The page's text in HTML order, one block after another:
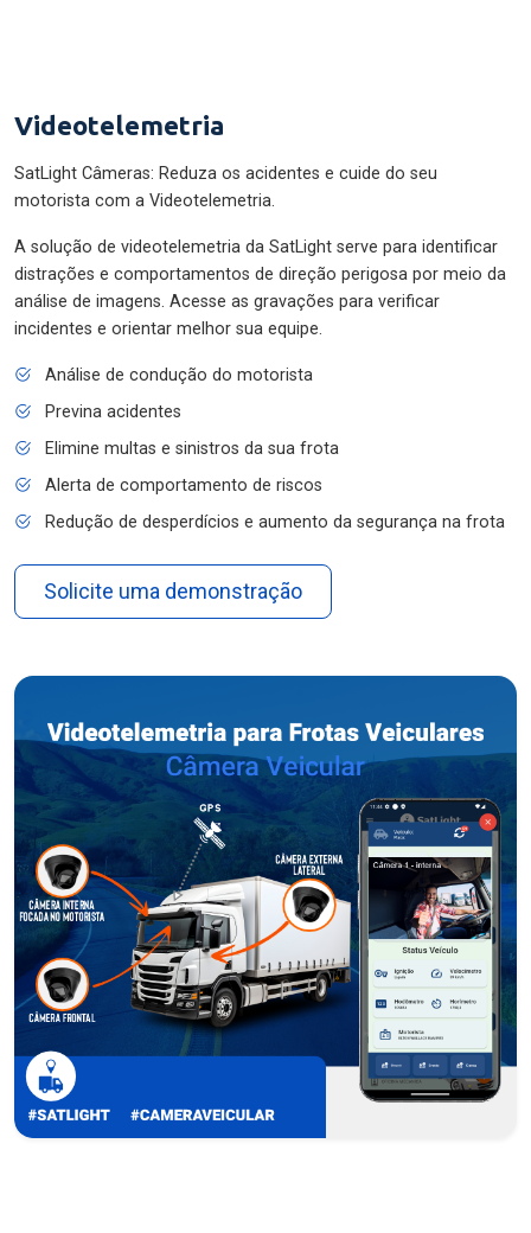
Videotelemetria
SatLight Câmeras: Reduza os acidentes e cuide do seu
motorista com a Videotelemetria.
A solução de videotelemetria da SatLight serve para identificar
distrações e comportamentos de direção perigosa por meio da
análise de imagens. Acesse as gravações para verificar
incidentes e orientar melhor sua equipe.
Análise de condução do motorista
Previna acidentes
Elimine multas e sinistros da sua frota
Alerta de comportamento de riscos
Redução de desperdícios e aumento da segurança na frota
Solicite uma demonstração